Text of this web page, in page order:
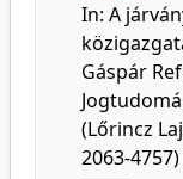
In: A
Gáspár
(Lőrincz
2063-